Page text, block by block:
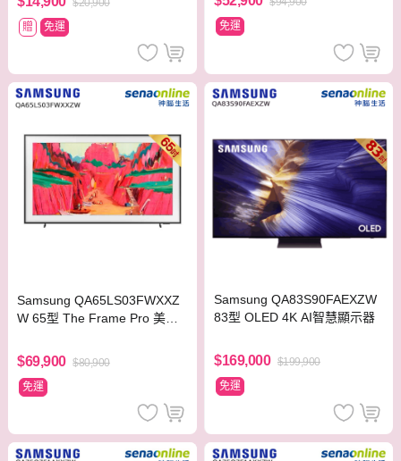
$20,900
贈
免運
免運
Samsung QA65LS03FWXXZ
W 65型 The Frame Pro 美學
$69,900 $80,900
免運
Samsung QA83S90FAEXZW
83型 OLED 4K AI智慧顯示器
$169,000 $199,900
免運